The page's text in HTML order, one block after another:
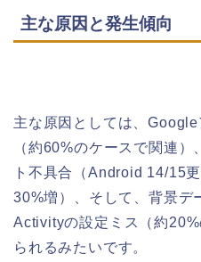
主な原因と発生傾向
主な原因としては、
（約60%のケースで関連
ト不具合（Android 14/15
30%増）、そして、背景デ
Activityの設定ミス（約
られるみたいです。